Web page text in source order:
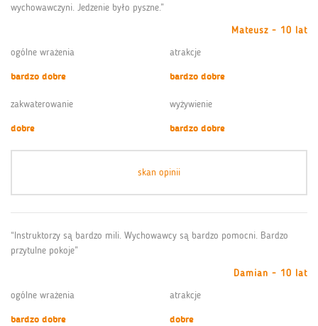
wychowawczyni. Jedzenie było pyszne.”
Mateusz - 10 lat
ogólne wrażenia
bardzo dobre
atrakcje
bardzo dobre
zakwaterowanie
dobre
wyżywienie
bardzo dobre
skan opinii
“Instruktorzy są bardzo mili. Wychowawcy są bardzo pomocni. Bardzo
przytulne pokoje”
Damian - 10 lat
ogólne wrażenia
bardzo dobre
atrakcje
dobre